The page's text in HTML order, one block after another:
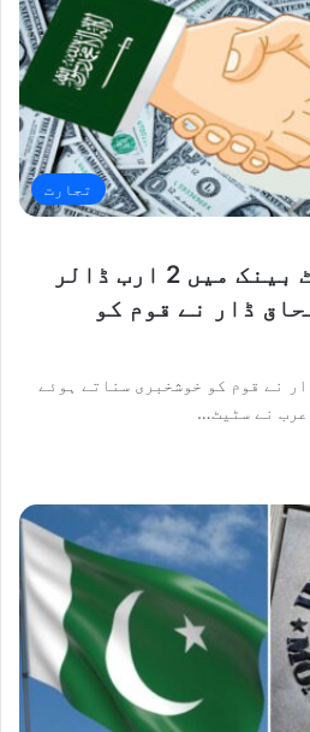
تجارت
سعودی عرب نے سٹیٹ بینک میں 2 ارب ڈالر
ڈار نے قوم کو
نے قوم کو خوشخبری سناتے ہوئے
نے سٹیٹ…